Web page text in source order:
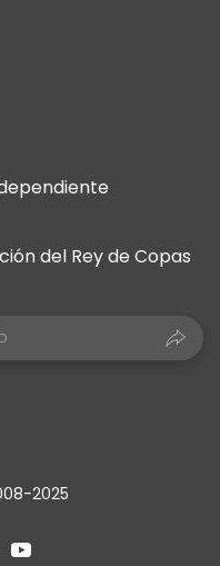
del Rey de Copas
2025